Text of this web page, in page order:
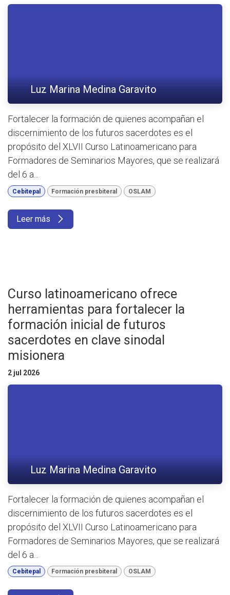
Luz Marina Medina Garavito
Fortalecer la formación de quienes acompañan el
discernimiento de los futuros sacerdotes es el
propósito del XLVII Curso Latinoamericano para
Formadores de Seminarios Mayores, que se realizará
del 6 a...
Cebitepal Formación presbiteral OSLAM
Leer más
Curso latinoamericano ofrece
herramientas para fortalecer la
formación inicial de futuros
sacerdotes en clave sinodal
misionera
2 jul 2026
Luz Marina Medina Garavito
Fortalecer la formación de quienes acompañan el
discernimiento de los futuros sacerdotes es el
propósito del XLVII Curso Latinoamericano para
Formadores de Seminarios Mayores, que se realizará
del 6 a...
Cebitepal Formación presbiteral OSLAM